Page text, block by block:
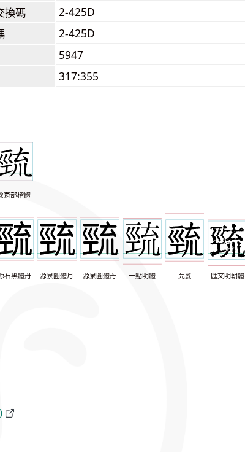
換碼
2-425D
2-425D
5947
317:355
育部楷體
石黑體丹 源泉圓體月 源泉圓體丹 一點明體 芫荽 匯文明朝體